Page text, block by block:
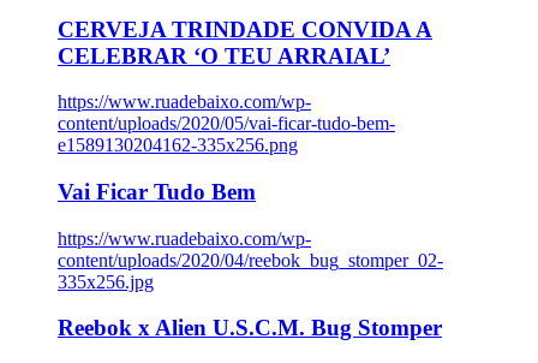
CERVEJA TRINDADE CONVIDA A
CELEBRAR ‘O TEU ARRAIAL’
https://www.ruadebaixo.com/wp-
content/uploads/2020/05/vai-ficar-tudo-bem-
e1589130204162-335x256.png
Vai Ficar Tudo Bem
https://www.ruadebaixo.com/wp-
content/uploads/2020/04/reebok_bug_stomper_02-
335x256.jpg
Reebok x Alien U.S.C.M. Bug Stomper